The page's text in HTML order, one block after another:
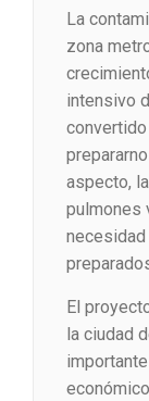
La
zona
intensivo
aspecto,
pulmones
El
la ciudad